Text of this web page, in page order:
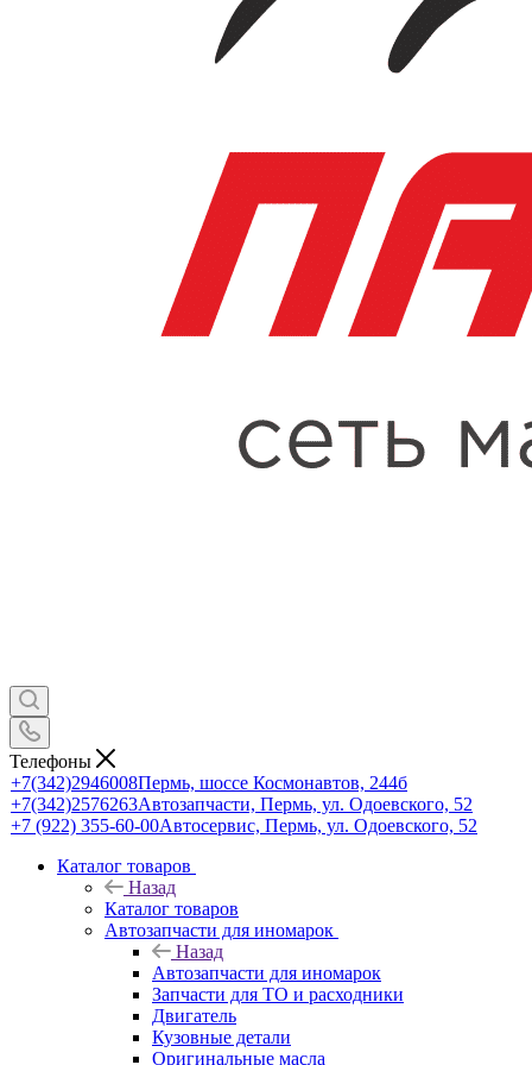
Телефоны
+7(342)2946008Пермь, шоссе Космонавтов, 244б
+7(342)2576263Автозапчасти, Пермь, ул. Одоевского, 52
+7 (922) 355-60-00Автосервис, Пермь, ул. Одоевского, 52
Каталог товаров
Назад
Каталог товаров
Автозапчасти для иномарок
Назад
Автозапчасти для иномарок
Запчасти для ТО и расходники
Двигатель
Кузовные детали
Оригинальные масла